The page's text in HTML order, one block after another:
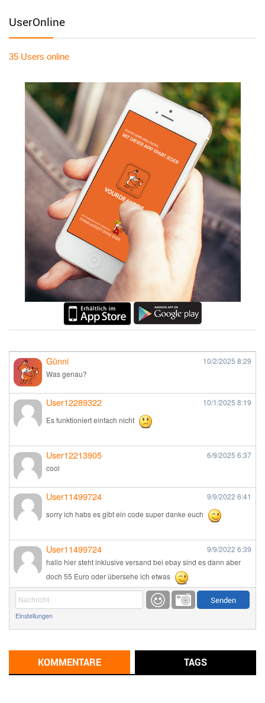
UserOnline
35 Users online
Günni 10/2/2025 8:29
Was genau?
User12289322 10/1/2025 8:19
Es funktioniert einfach nicht
User12213905 6/9/2025 6:37
cool
User11499724 9/9/2022 6:41
sorry ich habs es gibt ein code super danke euch
User11499724 9/9/2022 6:39
hallo hier steht inklusive versand bei ebay sind es dann aber
doch 55 Euro oder übersehe ich etwas
Günni 9/1/20226:17
Günni
Einstellungen
KOMMENTARE TAGS